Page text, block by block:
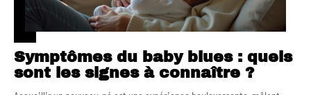
Symptômes du baby blues : quels
sont les signes à connaître ?